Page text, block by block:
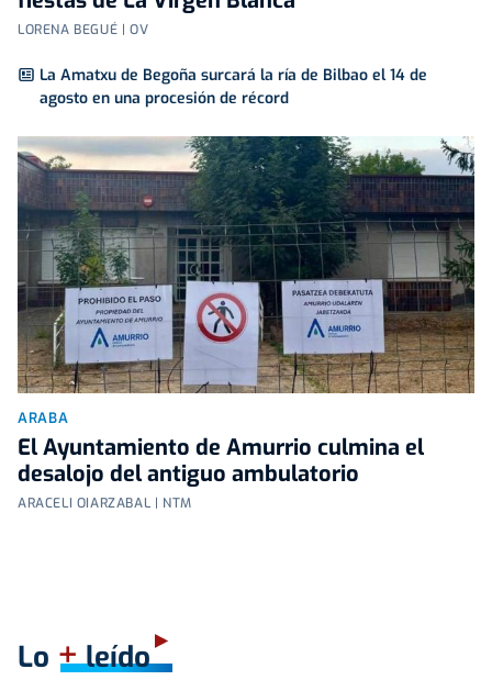
LORENA BEGUÉ | OV
La Amatxu de Begoña surcará la ría de Bilbao el 14 de
agosto en una procesión de récord
ARABA
El Ayuntamiento de Amurrio culmina el
desalojo del antiguo ambulatorio
ARACELI OIARZABAL | NTM
Lo +leído